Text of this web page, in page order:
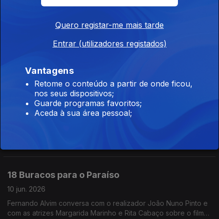
Las Ketchup
Las Ketchup
11 jun. 2026
18 Buracos para o Paraíso
10 jun. 2026
Fernando Alvim conversa com o realizador João Nuno Pinto e
com as atrizes Margarida Marinho e Rita Cabaço sobre o filme
Quero registar-me mais tarde
Entrar (utilizadores registados)
Vantagens
Retome o conteúdo a partir de onde ficou,
nos seus dispositivos;
Guarde programas favoritos;
Aceda à sua área pessoal;